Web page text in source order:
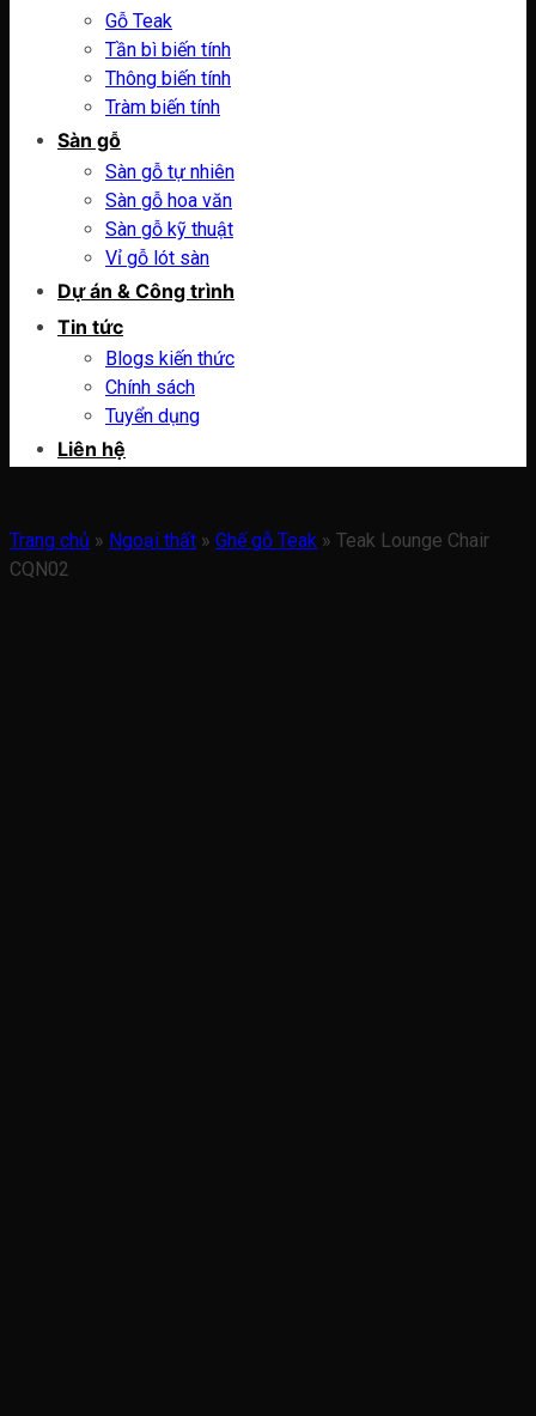
Gỗ Teak
Tần bì biến tính
Thông biến tính
Tràm biến tính
Sàn gỗ
Sàn gỗ tự nhiên
Sàn gỗ hoa văn
Sàn gỗ kỹ thuật
Vỉ gỗ lót sàn
Dự án & Công trình
Tin tức
Blogs kiến thức
Chính sách
Tuyển dụng
Liên hệ
Trang chủ » Ngoại thất » Ghế gỗ Teak » Teak Lounge Chair
CQN02